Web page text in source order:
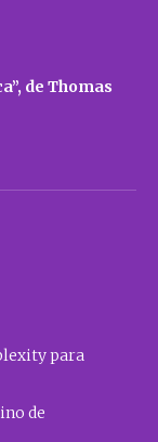
de Thomas
para
de